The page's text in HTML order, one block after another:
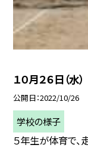
１０月２６日（
公開日 2022/10/26
学校の様子
５年生が体育で、